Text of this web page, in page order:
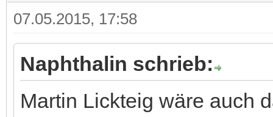
07.05.2015, 17:58
Naphthalin schrieb:
Martin Lickteig wäre auch